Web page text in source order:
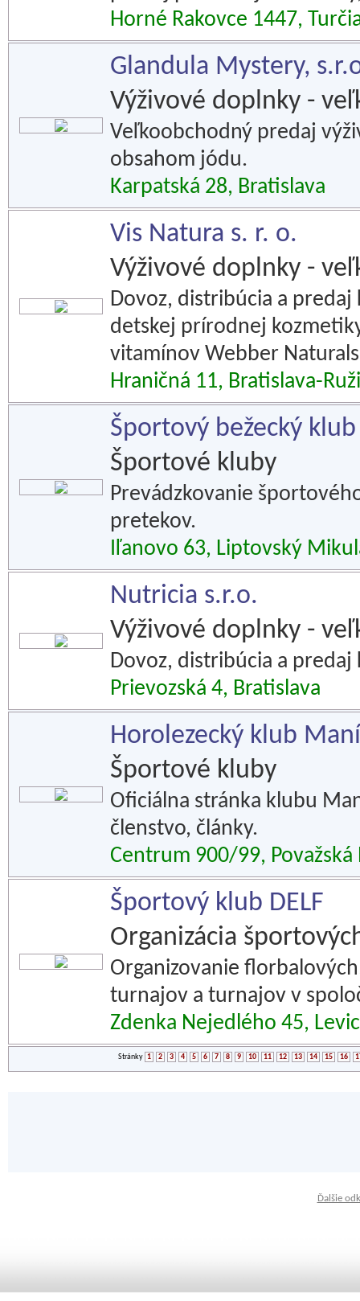
Horné Rakovce 1447,
Glandula Mystery,
Výživové doplnky -
Veľkoobchodný predaj
obsahom jódu.
Karpatská 28, Bratislava
Vis Natura s. r. o.
Výživové doplnky -
Dovoz, distribúcia a
detskej prírodnej
vitamínov Webber
Hraničná 11, Bratislava-
Športový bežecký klub
Športové kluby
Prevádzkovanie
pretekov.
Iľanovo 63, Liptovský
Nutricia s.r.o.
Výživové doplnky -
Dovoz, distribúcia a
Prievozská 4, Bratislava
Horolezecký klub
Športové kluby
Oficiálna stránka klubu
členstvo, články.
Centrum 900/99, Považská
Športový klub DELF
Organizácia
Organizovanie
turnajov a turnajov v
Zdenka Nejedlého 45,
Stránky 1 2 3 4 5 6 7 8 9 10 11 12 13 14 15 16
Ďalšie